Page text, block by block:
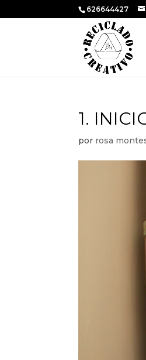
626644427
1.
por rosa